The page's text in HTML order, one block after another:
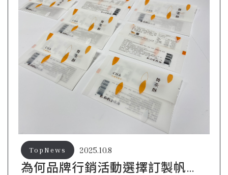
為何品牌行銷活動選擇訂製帆布
2025.10.8
TopNews